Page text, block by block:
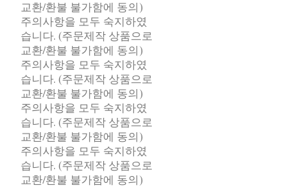
교환/환불 불가함에 동의)
주의사항을 모두 숙지하였
습니다. (주문제작 상품으로
교환/환불 불가함에 동의)
주의사항을 모두 숙지하였
습니다. (주문제작 상품으로
교환/환불 불가함에 동의)
주의사항을 모두 숙지하였
습니다. (주문제작 상품으로
교환/환불 불가함에 동의)
주의사항을 모두 숙지하였
습니다. (주문제작 상품으로
교환/환불 불가함에 동의)